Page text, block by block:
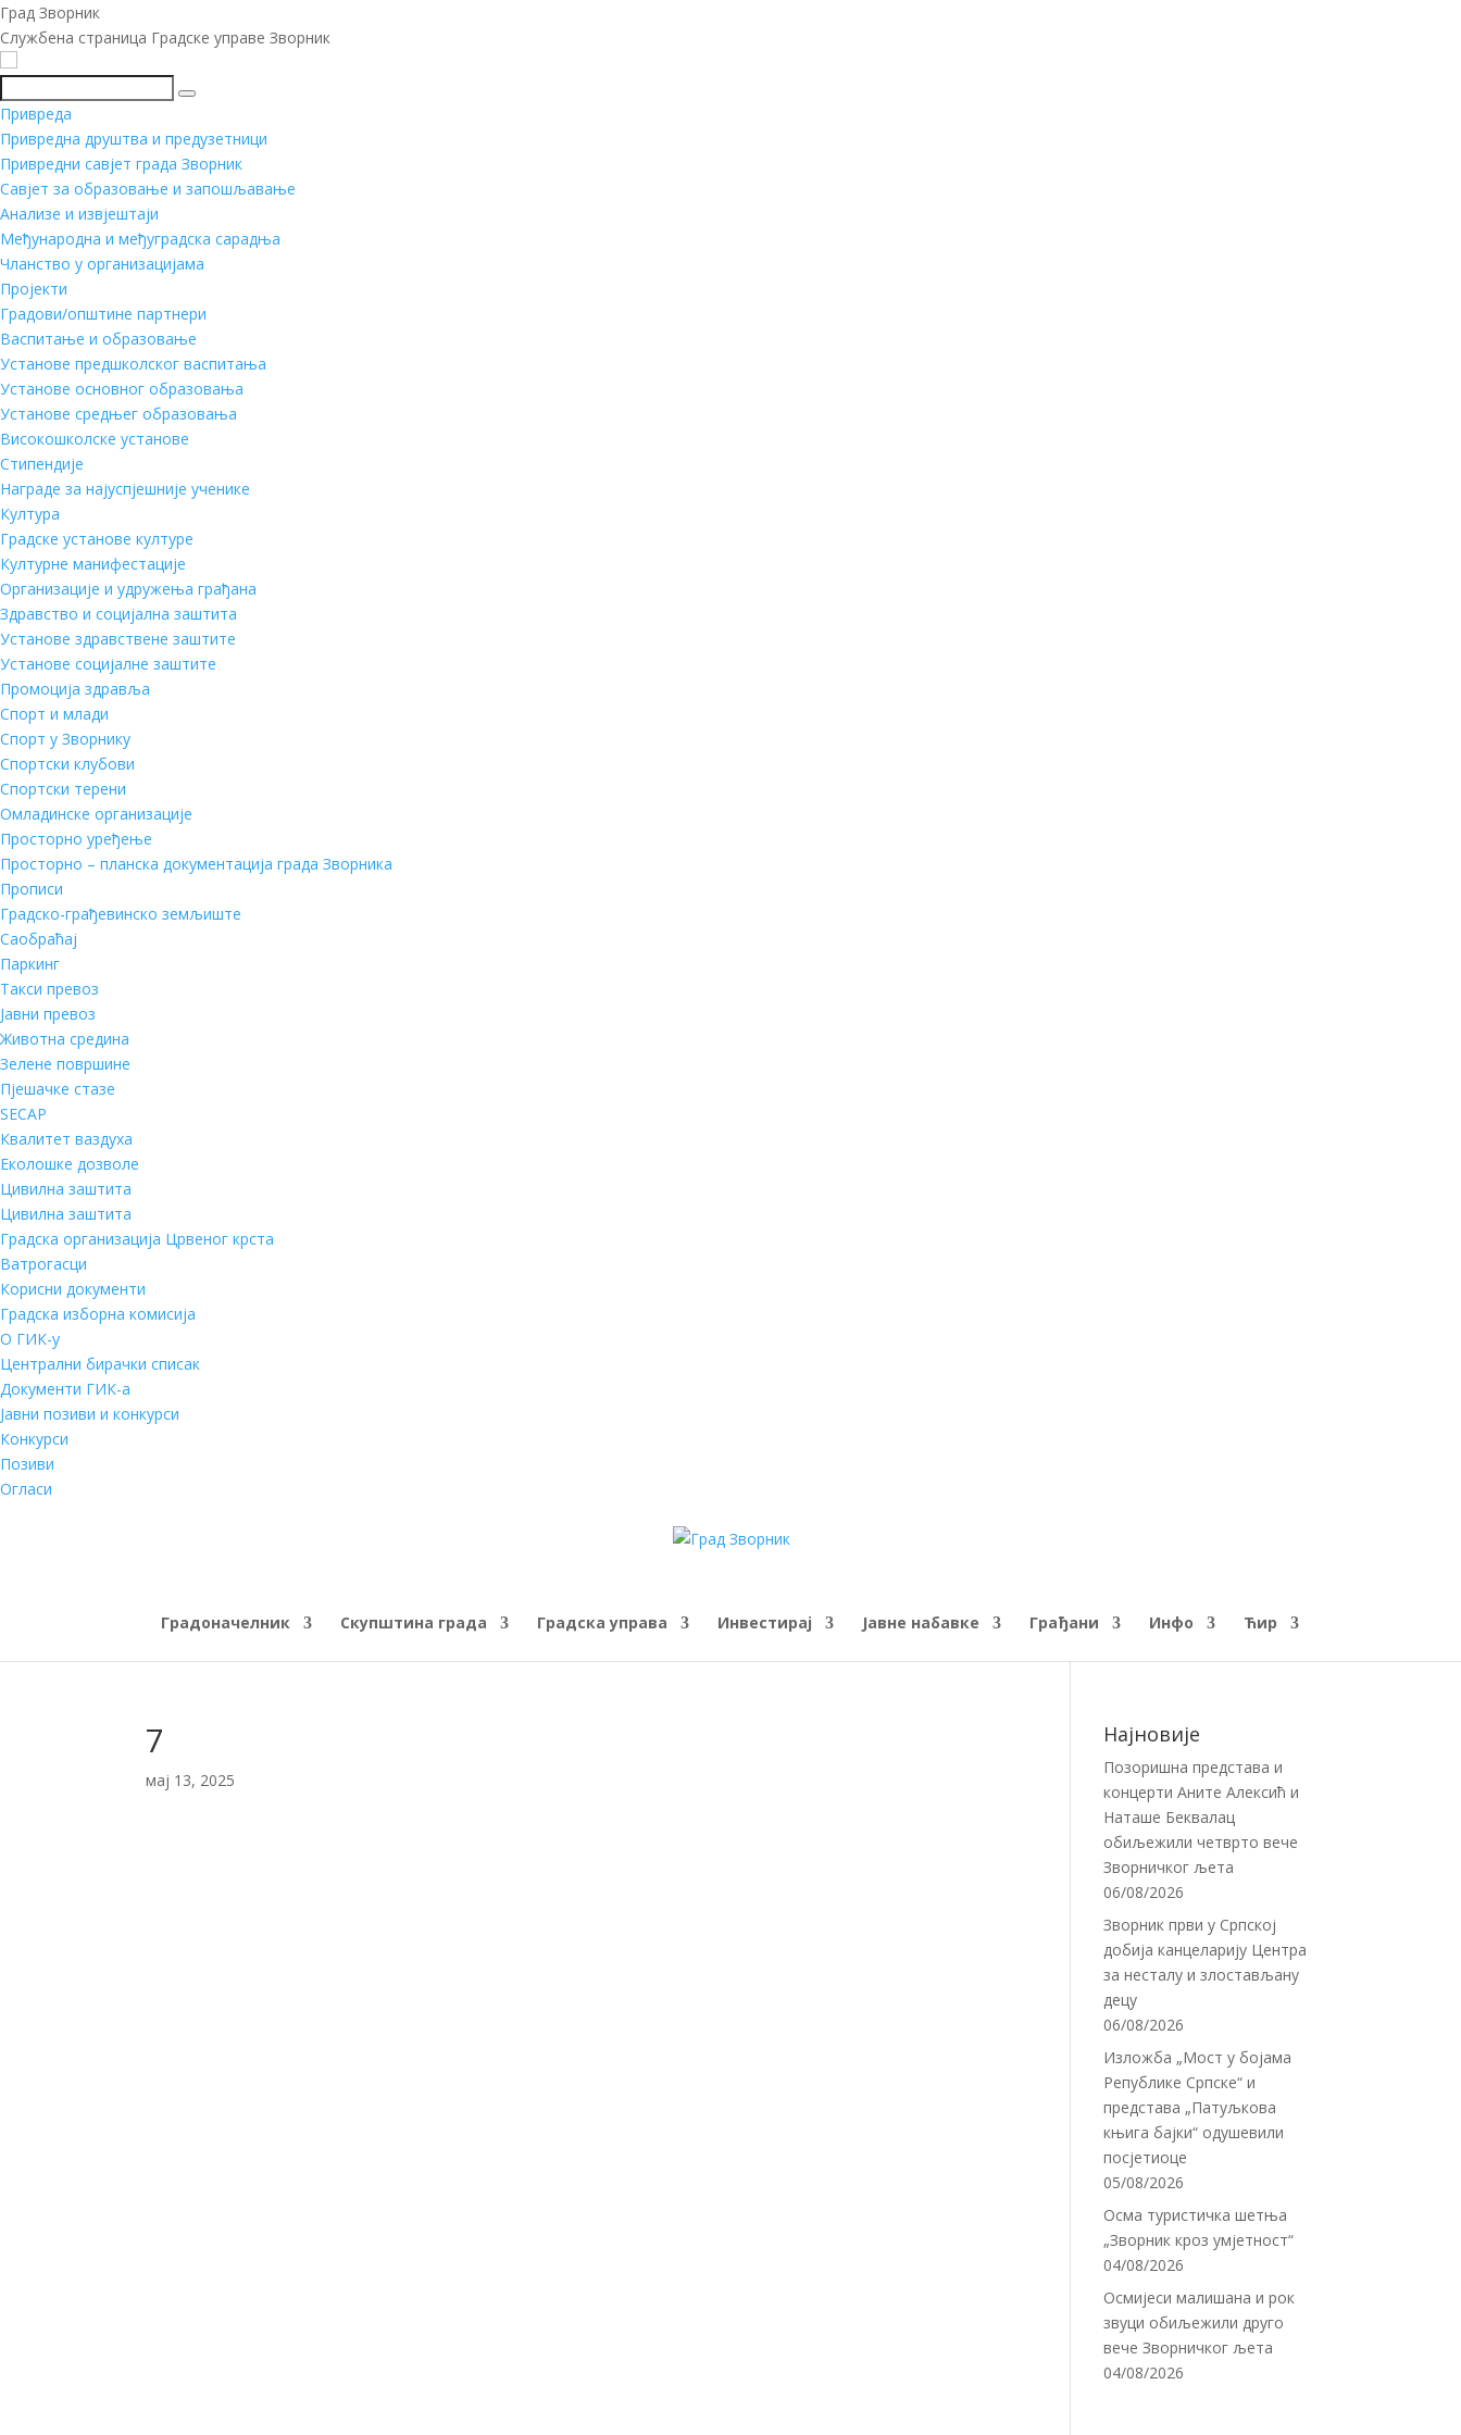
Град Зворник
Службена страница Градске управе Зворник
Претражи
Привреда
Привредна друштва и предузетници
Привредни савјет града Зворник
Савјет за образовање и запошљавање
Анализе и извјештаји
Међународна и међуградска сарадња
Чланство у организацијама
Пројекти
Градови/општине партнери
Васпитање и образовање
Установе предшколског васпитања
Установе основног образовања
Установе средњег образовања
Високошколске установе
Стипендије
Награде за најуспјешније ученике
Култура
Градске установе културе
Културне манифестације
Организације и удружења грађана
Здравство и социјална заштита
Установе здравствене заштите
Установе социјалне заштите
Промоција здравља
Спорт и млади
Спорт у Зворнику
Спортски клубови
Спортски терени
Омладинске организације
Просторно уређење
Просторно – планска документација града Зворника
Прописи
Градско-грађевинско земљиште
Саобраћај
Паркинг
Такси превоз
Јавни превоз
Животна средина
Зелене површине
Пјешачке стазе
SECAP
Квалитет ваздуха
Еколошке дозволе
Цивилна заштита
Цивилна заштита
Градска организација Црвеног крста
Ватрогасци
Корисни документи
Градска изборна комисија
О ГИК-у
Централни бирачки списак
Документи ГИК-а
Јавни позиви и конкурси
Конкурси
Позиви
Огласи
Градоначелник Скупштина града Градска управа Инвестирај Јавне набавке Грађани Инфо Ћир
7
мај 13, 2025
Најновије
Позоришна представа и
концерти Аните Алексић и
Наташе Беквалац
обиљежили четврто вече
Зворничког љета
06/08/2026
Зворник први у Српској
добија канцеларију Центра
за несталу и злостављану
децу
06/08/2026
Изложба „Мост у бојама
Републике Српске“ и
представа „Патуљкова
књига бајки“ одушевили
посјетиоце
05/08/2026
Осма туристичка шетња
„Зворник кроз умјетност“
04/08/2026
Осмијеси малишана и рок
звуци обиљежили друго
вече Зворничког љета
04/08/2026